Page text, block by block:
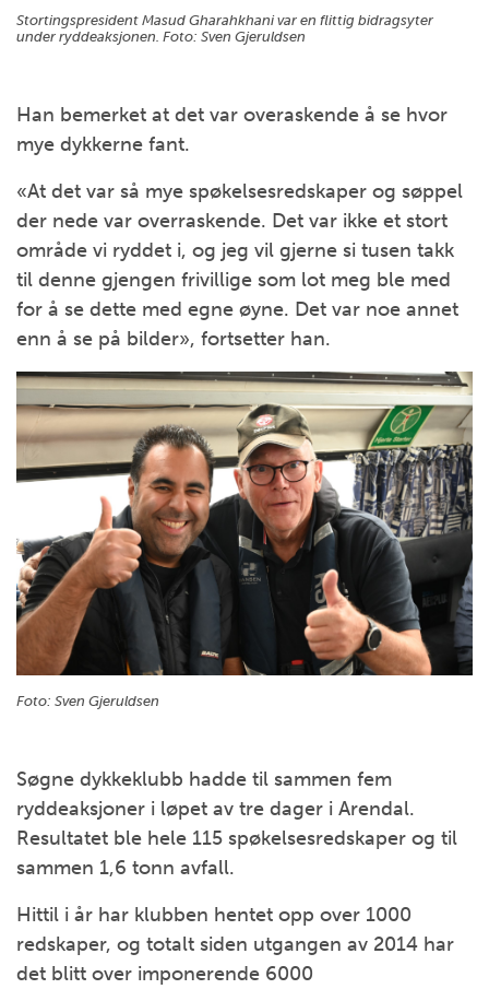
Stortingspresident Masud Gharahkhani var en flittig bidragsyter
under ryddeaksjonen. Foto: Sven Gjeruldsen
Han bemerket at det var overaskende å se hvor
mye dykkerne fant.
«At det var så mye spøkelsesredskaper og søppel
der nede var overraskende. Det var ikke et stort
område vi ryddet i, og jeg vil gjerne si tusen takk
til denne gjengen frivillige som lot meg ble med
for å se dette med egne øyne. Det var noe annet
enn å se på bilder», fortsetter han.
Foto: Sven Gjeruldsen
Søgne dykkeklubb hadde til sammen fem
ryddeaksjoner i løpet av tre dager i Arendal.
Resultatet ble hele 115 spøkelsesredskaper og til
sammen 1,6 tonn avfall.
Hittil i år har klubben hentet opp over 1000
redskaper, og totalt siden utgangen av 2014 har
det blitt over imponerende 6000